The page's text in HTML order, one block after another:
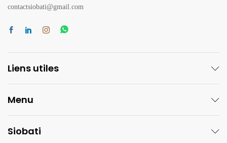
contactsiobati@gmail.com
Liens utiles
Menu
Siobati